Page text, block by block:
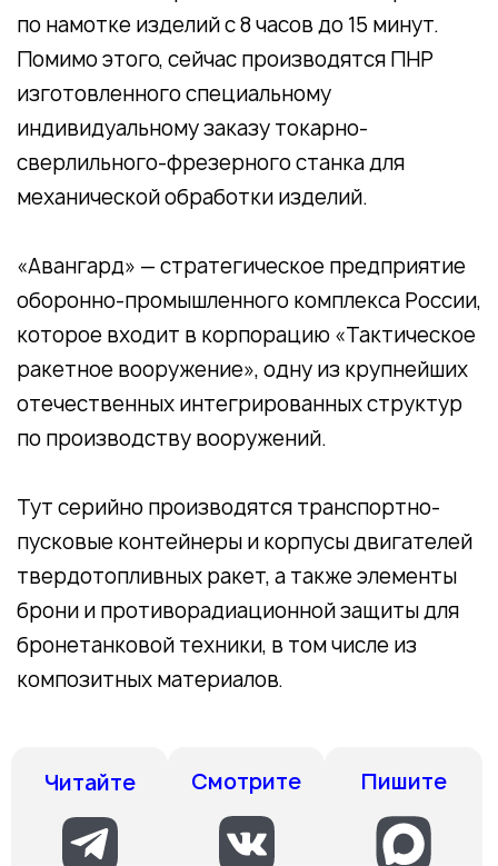
по намотке изделий с 8 часов до 15 минут.
Помимо этого, сейчас производятся ПНР
изготовленного специальному
индивидуальному заказу токарно-
сверлильного-фрезерного станка для
механической обработки изделий.
«Авангард» — стратегическое предприятие
оборонно-промышленного комплекса России,
которое входит в корпорацию «Тактическое
ракетное вооружение», одну из крупнейших
отечественных интегрированных структур
по производству вооружений.
Тут серийно производятся транспортно-
пусковые контейнеры и корпусы двигателей
твердотопливных ракет, а также элементы
брони и противорадиационной защиты для
бронетанковой техники, в том числе из
композитных материалов.
Читайте Смотрите Пишите